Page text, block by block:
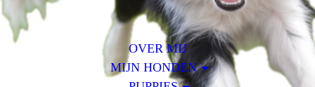
OVER MIJ
MIJN HONDEN